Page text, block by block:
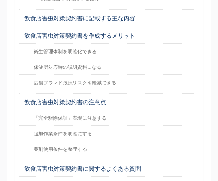
飲食店害虫対策契約書に記載する主な内容
飲食店害虫対策契約書を作成するメリット
衛生管理体制を明確化できる
保健所対応時の説明資料になる
店舗ブランド毀損リスクを軽減できる
飲食店害虫対策契約書の注意点
「完全駆除保証」表現に注意する
追加作業条件を明確にする
薬剤使用条件を整理する
飲食店害虫対策契約書に関するよくある質問